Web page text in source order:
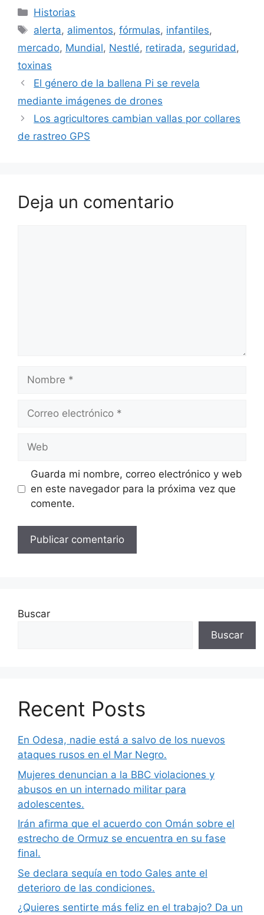
Categorías
Historias
Etiquetas
alerta, alimentos,fórmulas, infantiles,
mercado, Mundial, Nestlé, retirada, seguridad ,
toxinas
El género de la ballena Pi se revela
mediante imágenes de drones
Los agricultores cambian vallas por collares
de rastreo GPS
Deja un comentario
electrónico
Guarda mi nombre, correo electrónico y web
en este navegador para la próxima vez que
comente.
Buscar
Buscar
Recent Posts
En Odesa, nadie está a salvo de los nuevos
ataques rusos en el Mar Negro.
Mujeres denuncian a la BBC violaciones y
abusos en un internado militar para
adolescentes.
Irán afirma que el acuerdo con Omán sobre el
estrecho de Ormuz se encuentra en su fase
final.
Se declara sequía en todo Gales ante el
deterioro de las condiciones.
¿Quieres sentirte más feliz en el trabajo? Da un